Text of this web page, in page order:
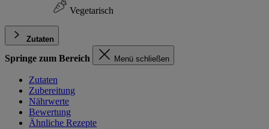
Vegetarisch
Zutaten
Springe zum Bereich Menü schließen
Zutaten
Zubereitung
Nährwerte
Bewertung
Ähnliche Rezepte